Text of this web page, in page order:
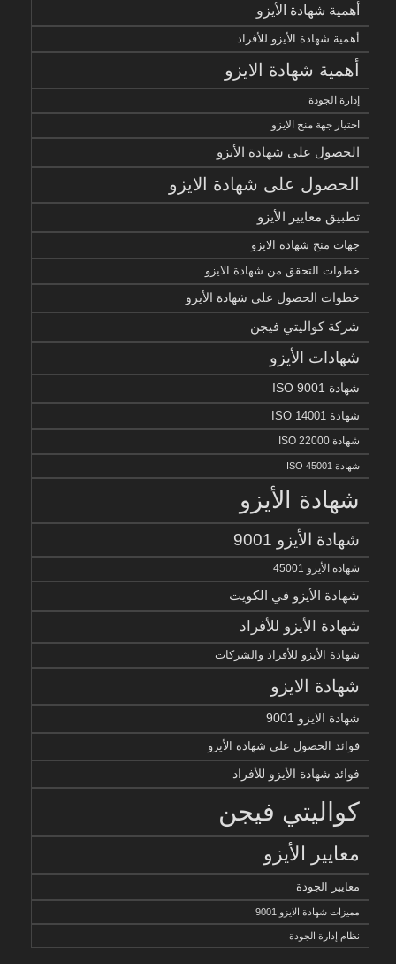
أهمية شهادة الأيزو
أهمية شهادة الأيزو للأفراد
أهمية شهادة الايزو
إدارة الجودة
اختيار جهة منح الايزو
الحصول على شهادة الأيزو
الحصول على شهادة الايزو
تطبيق معايير الأيزو
جهات منح شهادة الايزو
خطوات التحقق من شهادة الايزو
خطوات الحصول على شهادة الأيزو
شركة كواليتي فيجن
شهادات الأيزو
شهادة ISO 9001
شهادة ISO 14001
شهادة ISO 22000
شهادة ISO 45001
شهادة الأيزو
شهادة الأيزو 9001
شهادة الأيزو 45001
شهادة الأيزو في الكويت
شهادة الأيزو للأفراد
شهادة الأيزو للأفراد والشركات
شهادة الايزو
شهادة الايزو 9001
فوائد الحصول على شهادة الأيزو
فوائد شهادة الأيزو للأفراد
كواليتي فيجن
معايير الأيزو
معايير الجودة
مميزات شهادة الايزو 9001
نظام إدارة الجودة